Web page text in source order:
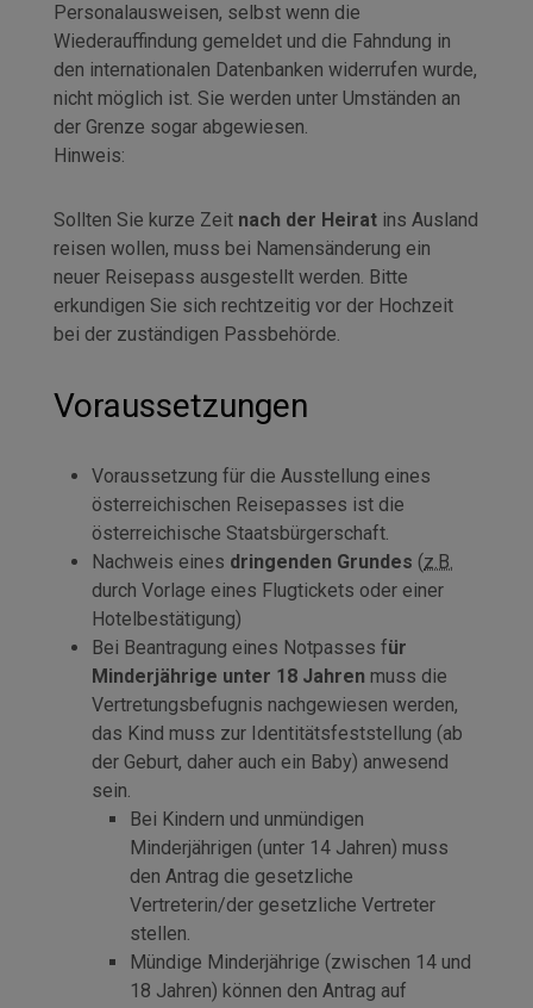
Personalausweisen, selbst wenn die
Wiederauffindung gemeldet und die Fahndung in
den internationalen Datenbanken widerrufen wurde,
nicht möglich ist. Sie werden unter Umständen an
der Grenze sogar abgewiesen.
Hinweis:
Sollten Sie kurze Zeit nach der Heirat ins Ausland
reisen wollen, muss bei Namensänderung ein
neuer Reisepass ausgestellt werden. Bitte
erkundigen Sie sich rechtzeitig vor der Hochzeit
bei der zuständigen Passbehörde.
Voraussetzungen
Voraussetzung für die Ausstellung eines
österreichischen Reisepasses ist die
österreichische Staatsbürgerschaft.
Nachweis eines dringenden Grundes (z.B.
durch Vorlage eines Flugtickets oder einer
Hotelbestätigung)
Bei Beantragung eines Notpasses für
Minderjährige unter 18 Jahren muss die
Vertretungsbefugnis nachgewiesen werden,
das Kind muss zur Identitätsfeststellung (ab
der Geburt, daher auch ein Baby) anwesend
sein.
Bei Kindern und unmündigen
Minderjährigen (unter 14 Jahren) muss
den Antrag die gesetzliche
Vertreterin/der gesetzliche Vertreter
stellen.
Mündige Minderjährige (zwischen 14 und
18 Jahren) können den Antrag auf